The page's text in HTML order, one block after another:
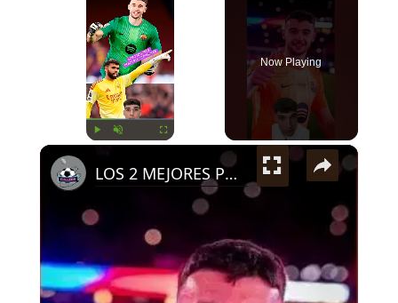
Now Playing
×
LOS 2 MEJORES PORTEROS ESPAÑOLES